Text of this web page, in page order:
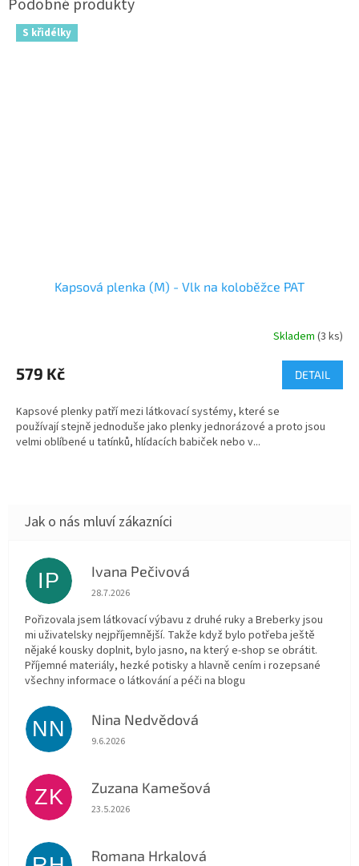
S křidélky
Kapsová plenka (M) - Vlk na koloběžce PAT
Skladem (3 ks)
579 Kč DETAIL
Kapsové plenky patří mezi látkovací systémy, které se
používají stejně jednoduše jako plenky jednorázové a proto jsou
velmi oblíbené u tatínků, hlídacích babiček nebo v...
IP Ivana Pečivová
Hodnocení obchodu je 5 z 5 hvězdiček.
28.7.2026
Pořizovala jsem látkovací výbavu z druhé ruky a Breberky jsou
mi uživatelsky nejpříjemnější. Takže když bylo potřeba ještě
nějaké kousky doplnit, bylo jasno, na který e-shop se obrátit.
Příjemné materiály, hezké potisky a hlavně cením i rozepsané
všechny informace o látkování a péči na blogu
NN Nina Nedvědová
Hodnocení obchodu je 5 z 5 hvězdiček.
9.6.2026
ZK Zuzana Kamešová
Hodnocení obchodu je 5 z 5 hvězdiček.
23.5.2026
Romana Hrkalová